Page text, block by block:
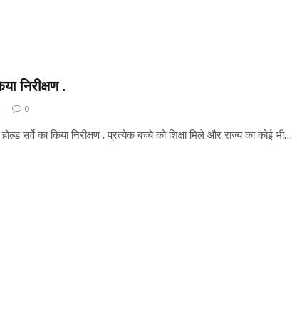
निरीक्षण .
0
सर्वे का किया निरीक्षण . प्रत्येक बच्चे को शिक्षा मिले और राज्य का कोई भी…